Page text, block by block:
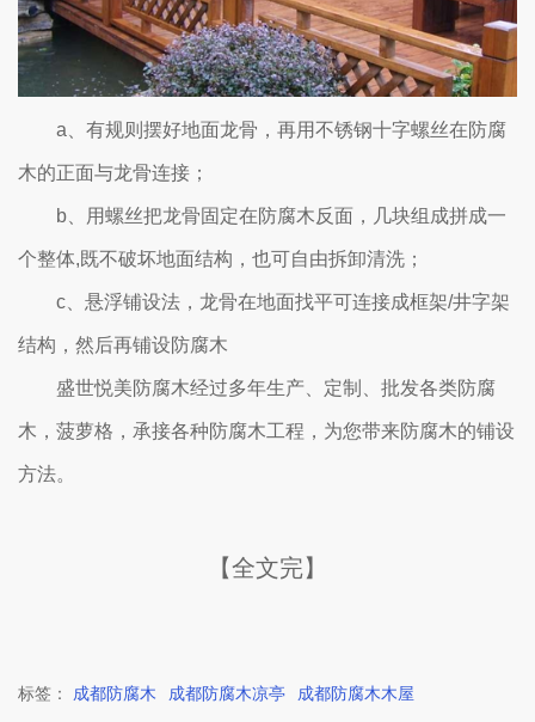
a、有规则摆好地面龙骨，再用不锈钢十字螺丝在防腐
木的正面与龙骨连接；
b、用螺丝把龙骨固定在防腐木反面，几块组成拼成一
个整体,既不破坏地面结构，也可自由拆卸清洗；
c、悬浮铺设法，龙骨在地面找平可连接成框架/井字架
结构，然后再铺设防腐木
盛世悦美防腐木经过多年生产、定制、批发各类防腐
木，菠萝格，承接各种防腐木工程，为您带来防腐木的铺设
方法。
【全文完】
标签： 成都防腐木 成都防腐木凉亭 成都防腐木木屋